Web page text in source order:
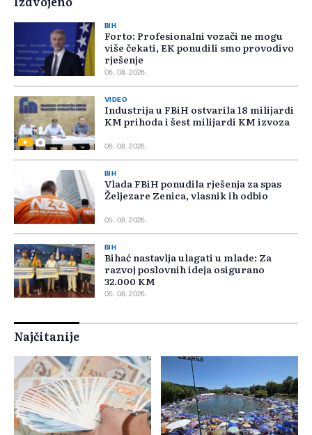
BIH
Forto: Profesionalni vozači ne mogu
više čekati, EK ponudili smo provodivo
rješenje
06. 08. 2026.
VIDEO
Industrija u FBiH ostvarila 18 milijardi
KM prihoda i šest milijardi KM izvoza
06. 08. 2026.
BIH
Vlada FBiH ponudila rješenja za spas
Željezare Zenica, vlasnik ih odbio
05. 08. 2026.
BIH
Bihać nastavlja ulagati u mlade: Za
razvoj poslovnih ideja osigurano
32.000 KM
05. 08. 2026.
Najčitanije